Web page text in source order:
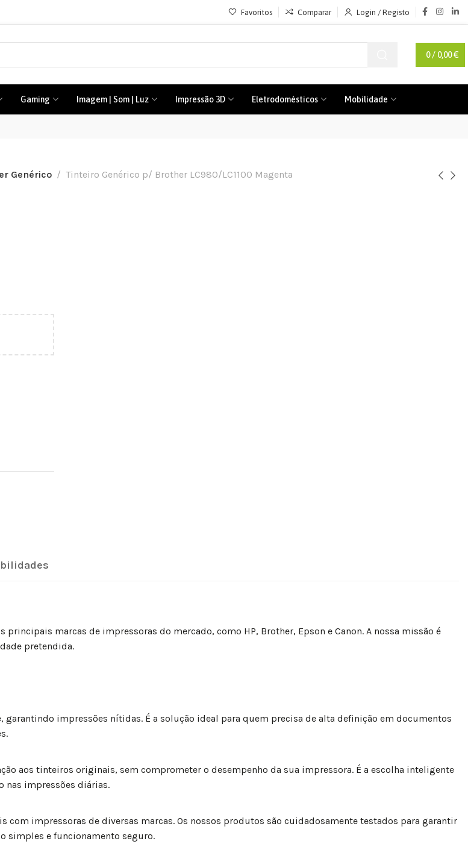
Favoritos Comparar Login / Registo
0/ 0,00€
Gaming Imagem | Som | Luz Impressão 3D Eletrodomésticos Mobilidade
Genérico Tinteiro Genérico p/ Brother LC980/LC1100 Magenta
marcas de impressoras do mercado, como HP, Brother, Epson e Canon. A nossa missão é
pretendida.
impressões nítidas. É a solução ideal para quem precisa de alta definição em documentos
aos tinteiros originais, sem comprometer o desempenho da sua impressora. É a escolha inteligente
nas impressões diárias.
impressoras de diversas marcas. Os nossos produtos são cuidadosamente testados para garantir
simples e funcionamento seguro.